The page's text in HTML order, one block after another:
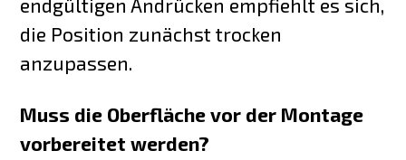
endgültigen Andrücken empfiehlt es sich,
die Position zunächst trocken
anzupassen.
Muss die Oberfläche vor der Montage
vorbereitet werden?